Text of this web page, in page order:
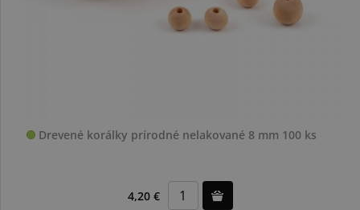
Drevené korálky prírodné nelakované 8 mm 100 ks
4,20 €